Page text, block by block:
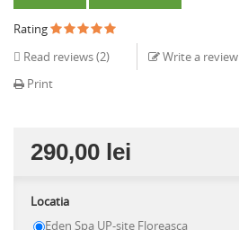
Rating
Read reviews (2)
Write a review
Print
290,00 lei
Locatia
Eden Spa UP-site Floreasca